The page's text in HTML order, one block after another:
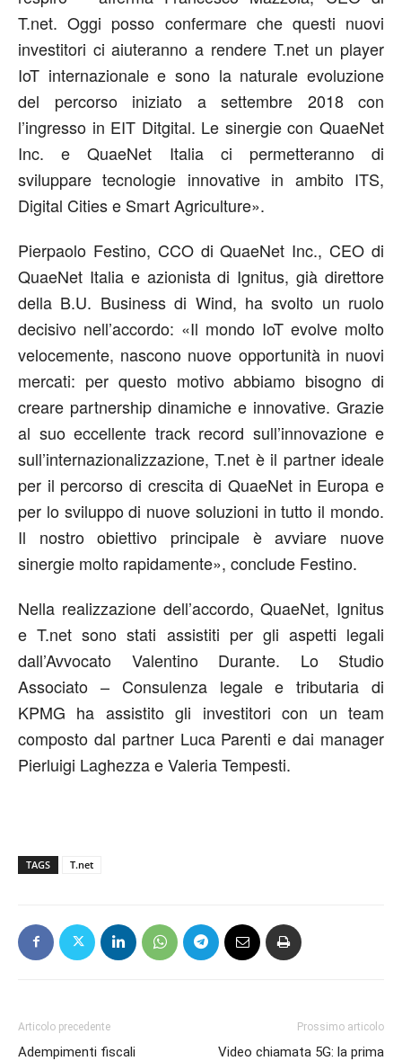
T.net. Oggi posso confermare che questi nuovi
investitori ci aiuteranno a rendere T.net un player
IoT internazionale e sono la naturale evoluzione
del percorso iniziato a settembre 2018 con
l’ingresso in EIT Ditgital. Le sinergie con QuaeNet
Inc. e QuaeNet Italia ci permetteranno di
sviluppare tecnologie innovative in ambito ITS,
Digital Cities e Smart Agriculture».
Pierpaolo Festino, CCO di QuaeNet Inc., CEO di
QuaeNet Italia e azionista di Ignitus, già direttore
della B.U. Business di Wind, ha svolto un ruolo
decisivo nell’accordo: «Il mondo IoT evolve molto
velocemente, nascono nuove opportunità in nuovi
mercati: per questo motivo abbiamo bisogno di
creare partnership dinamiche e innovative. Grazie
al suo eccellente track record sull’innovazione e
sull’internazionalizzazione, T.net è il partner ideale
per il percorso di crescita di QuaeNet in Europa e
per lo sviluppo di nuove soluzioni in tutto il mondo.
Il nostro obiettivo principale è avviare nuove
sinergie molto rapidamente», conclude Festino.
Nella realizzazione dell’accordo, QuaeNet, Ignitus
e T.net sono stati assistiti per gli aspetti legali
dall’Avvocato Valentino Durante. Lo Studio
Associato – Consulenza legale e tributaria di
KPMG ha assistito gli investitori con un team
composto dal partner Luca Parenti e dai manager
Pierluigi Laghezza e Valeria Tempesti.
TAGS T.net
Articolo precedente
Adempimenti fiscali
Prossimo articolo
Video chiamata 5G: la prima